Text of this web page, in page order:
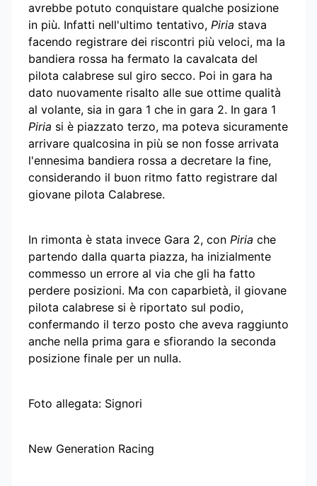
avrebbe potuto conquistare qualche posizione
in più. Infatti nell'ultimo tentativo, Piria stava
facendo registrare dei riscontri più veloci, ma la
bandiera rossa ha fermato la cavalcata del
pilota calabrese sul giro secco. Poi in gara ha
dato nuovamente risalto alle sue ottime qualità
al volante, sia in gara 1 che in gara 2. In gara 1
Piria si è piazzato terzo, ma poteva sicuramente
arrivare qualcosina in più se non fosse arrivata
l'ennesima bandiera rossa a decretare la fine,
considerando il buon ritmo fatto registrare dal
giovane pilota Calabrese.
In rimonta è stata invece Gara 2, con Piria che
partendo dalla quarta piazza, ha inizialmente
commesso un errore al via che gli ha fatto
perdere posizioni. Ma con caparbietà, il giovane
pilota calabrese si è riportato sul podio,
confermando il terzo posto che aveva raggiunto
anche nella prima gara e sfiorando la seconda
posizione finale per un nulla.
Foto allegata: Signori
New Generation Racing